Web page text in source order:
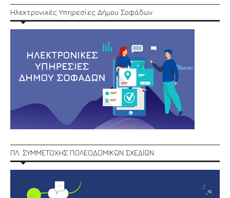
Ηλεκτρονικές Υπηρεσίες Δήμου Σοφάδων
ΠΛ. ΣΥΜΜΕΤΟΧΗΣ ΠΟΛΕΟΔΟΜΙΚΩΝ ΣΧΕΔΙΩΝ